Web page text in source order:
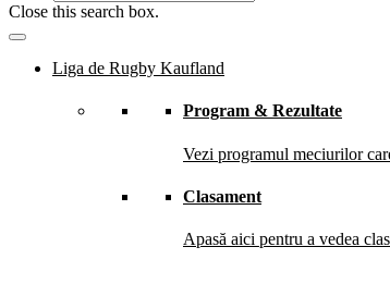
Close this search box.
Liga de Rugby Kaufland
Program & Rezultate
Vezi programul meciurilor
Clasament
Apasă aici pentru a vedea